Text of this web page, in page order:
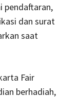
pendaftaran,
dan surat
saat
Fair
berhadiah,